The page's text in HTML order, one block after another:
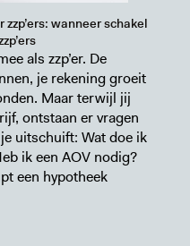
wanneer schakel
als zzp’er. De
je rekening groeit
Maar terwijl jij
ontstaan er vragen
uitschuift: Wat doe ik
ik een AOV nodig?
een hypotheek